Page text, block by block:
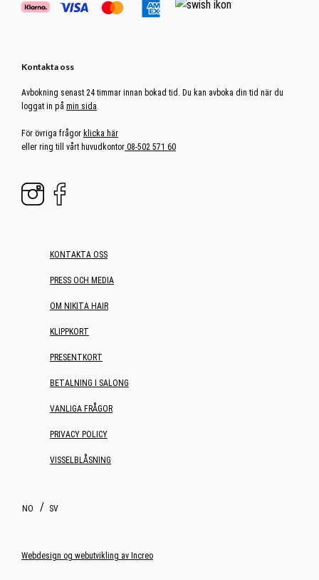
Kontakta oss
Avbokning senast 24 timmar innan bokad tid. Du kan avboka din tid när du
loggat in på min sida.
För övriga frågor klicka här
eller ring till vårt huvudkontor 08-502 571 60
KONTAKTA OSS
PRESS OCH MEDIA
OM NIKITA HAIR
KLIPPKORT
PRESENTKORT
BETALNING I SALONG
VANLIGA FRÅGOR
PRIVACY POLICY
VISSELBLÅSNING
NO SV
Webdesign og webutvikling av Increo